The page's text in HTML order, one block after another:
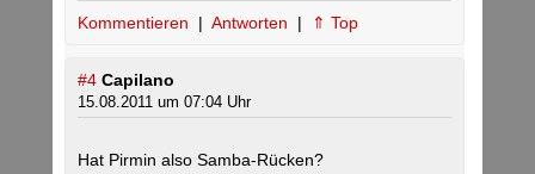
Kommentieren | Antworten | ⇑ Top
#4 Capilano
15.08.2011 um 07:04 Uhr
Hat Pirmin also Samba-Rücken?